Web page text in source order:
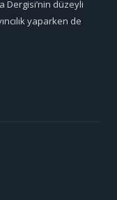
Dergisi’nin düzeyli
yaparken de